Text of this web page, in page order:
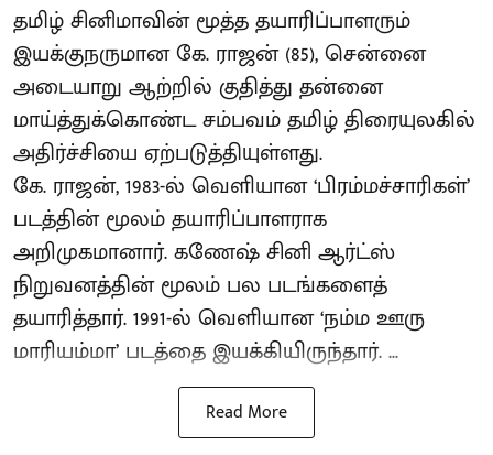
தமிழ் சினிமாவின் மூத்த தயாரிப்பாளரும்
இயக்குநருமான கே. ராஜன் (85), சென்னை
அடையாறு ஆற்றில் குதித்து தன்னை
மாய்த்துக்கொண்ட சம்பவம் தமிழ் திரையுலகில்
அதிர்ச்சியை ஏற்படுத்தியுள்ளது.
கே. ராஜன், 1983-ல் வெளியான ‘பிரம்மச்சாரிகள்’
படத்தின் மூலம் தயாரிப்பாளராக
அறிமுகமானார். கணேஷ் சினி ஆர்ட்ஸ்
நிறுவனத்தின் மூலம் பல படங்களைத்
தயாரித்தார். 1991-ல் வெளியான ‘நம்ம ஊரு
மாரியம்மா’ படத்தை இயக்கியிருந்தார். ...
Read More